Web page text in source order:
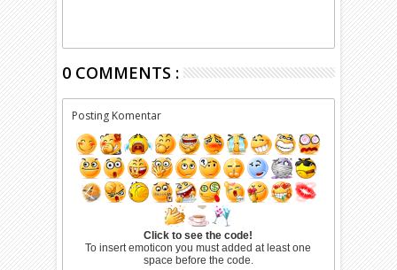
0 COMMENTS :
Posting Komentar
Click to see the code!
To insert emoticon you must added at least one
space before the code.